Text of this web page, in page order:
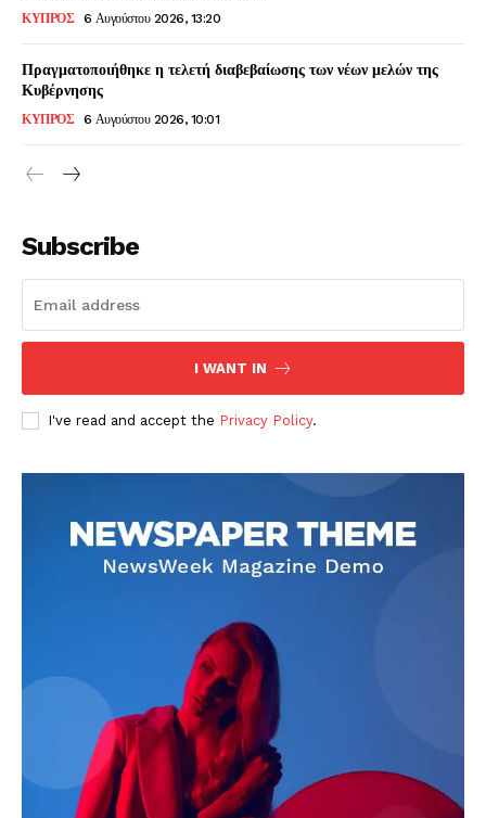
ΚΥΠΡΟΣ 6 Αυγούστου 2026, 13:20
Πραγματοποιήθηκε η τελετή διαβεβαίωσης των νέων μελών της
Κυβέρνησης
ΚΥΠΡΟΣ 6 Αυγούστου 2026, 10:01
Subscribe
I WANT IN
I've read and accept the Privacy Policy.